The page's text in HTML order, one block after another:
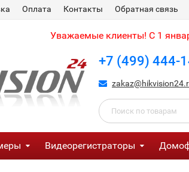
Оплата Контакты Обратная связь
Уважаемые клиенты! С 1
+7 (499) 444-
Видеорегистраторы